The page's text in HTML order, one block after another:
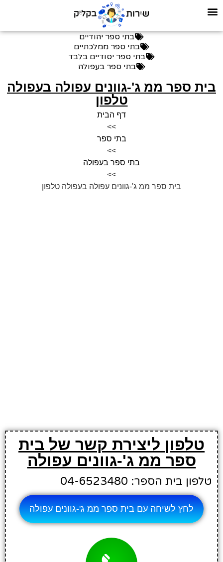
בתי ספר יהודיים
בתי ספר ממלכתיים
בתי ספר יסודיים בלבד
בתי ספר בעפולה
בית ספר ממ ג'-גוונים עפולה בעפולה
טלפון
דף הבית
>>
בתי ספר
>>
בתי ספר בעפולה
>>
בית ספר ממ ג'-גוונים עפולה בעפולה טלפון
טלפון ליצירת קשר של בית
ספר ממ ג'-גוונים עפולה
טלפון בית הספר: 04-6523480
לחץ לשיחה עם בית ספר ממ ג'-גוונים עפולה